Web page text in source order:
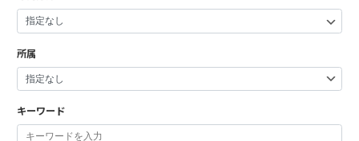
所属
キーワード